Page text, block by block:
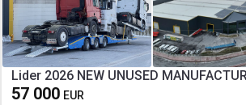
Lider 2026 NEW UNUSED
57 000 EUR